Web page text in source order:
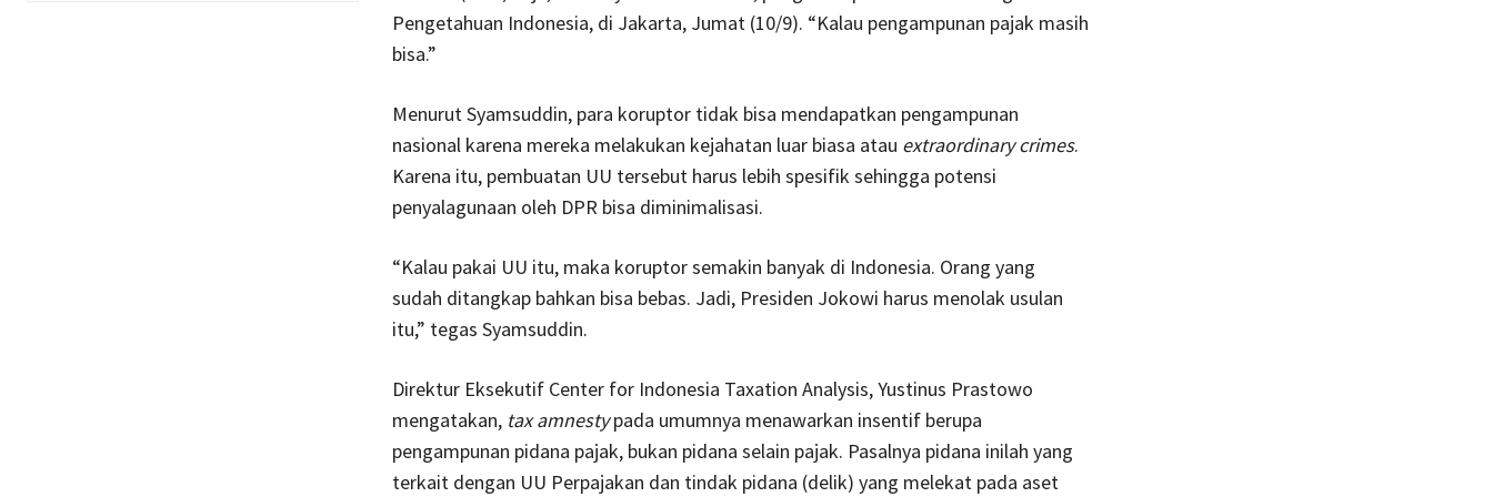
Pengetahuan Indonesia, di Jakarta, Jumat (10/9). “Kalau pengampunan pajak masih
bisa.”
Menurut Syamsuddin, para koruptor tidak bisa mendapatkan pengampunan
nasional karena mereka melakukan kejahatan luar biasa atau extraordinary crimes.
Karena itu, pembuatan UU tersebut harus lebih spesifik sehingga potensi
penyalagunaan oleh DPR bisa diminimalisasi.
“Kalau pakai UU itu, maka koruptor semakin banyak di Indonesia. Orang yang
sudah ditangkap bahkan bisa bebas. Jadi, Presiden Jokowi harus menolak usulan
itu,” tegas Syamsuddin.
Direktur Eksekutif Center for Indonesia Taxation Analysis, Yustinus Prastowo
mengatakan, tax amnestypada umumnya menawarkan insentif berupa
pengampunan pidana pajak, bukan pidana selain pajak. Pasalnya pidana inilah yang
terkait dengan UU Perpajakan dan tindak pidana (delik) yang melekat pada aset